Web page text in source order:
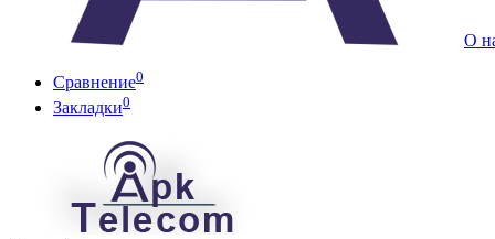
О
Сравнение0
Закладки0